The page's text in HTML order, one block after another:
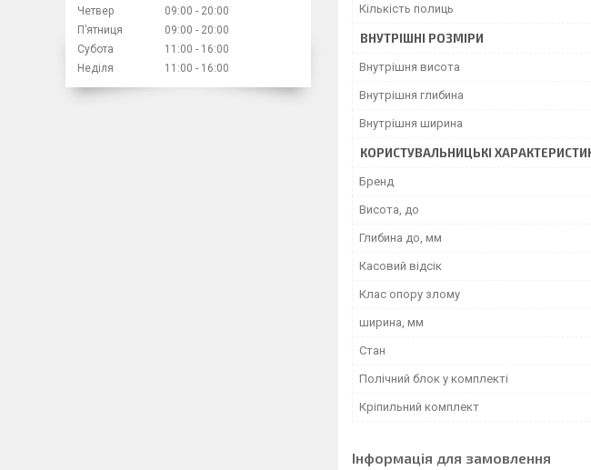
Кількість полиць
ВНУТРІШНІ РОЗМІРИ
Внутрішня висота
Внутрішня глибина
Внутрішня ширина
КОРИСТУВАЛЬНИЦЬКІ
Бренд
Висота, до
Глибина до, мм
Касовий відсік
Клас опору злому
ширина, мм
Стан
Полічний блок у комплекті
Кріпильний комплект
Інформація для замовлення
Четвер
09:00
20:00
Пʼятниця
09:00
20:00
Субота
11:00
16:00
Неділя
11:00 16:00